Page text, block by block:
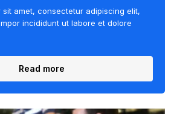
sit amet, consectetur adipiscing elit,
incididunt ut labore et dolore
Read more